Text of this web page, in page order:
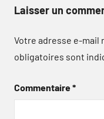
Laisser un
Votre adresse e-mail
obligatoires sont
Commentaire*